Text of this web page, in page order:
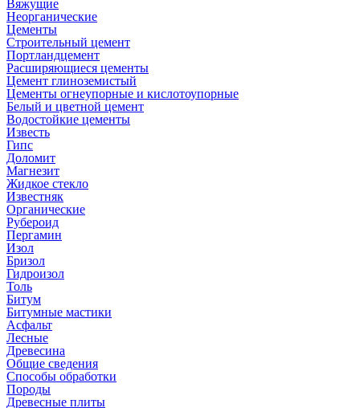
Вяжущие
Неорганические
Цементы
Строительный цемент
Портландцемент
Расширяющиеся цементы
Цемент глиноземистый
Цементы огнеупорные и кислотоупорные
Белый и цветной цемент
Водостойкие цементы
Известь
Гипс
Доломит
Магнезит
Жидкое стекло
Известняк
Органические
Рубероид
Пергамин
Изол
Бризол
Гидроизол
Толь
Битум
Битумные мастики
Асфальт
Лесные
Древесина
Общие сведения
Способы обработки
Породы
Древесные плиты